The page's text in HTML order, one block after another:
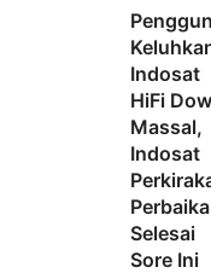
Indosat
HiFi
Massal,
Indosat
Selesai
Sore Ini